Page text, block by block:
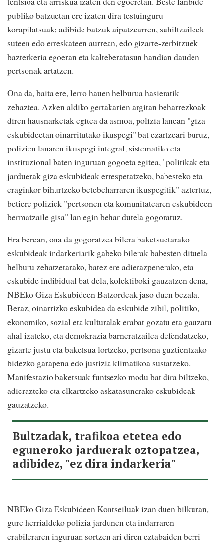
publiko batzuetan ere izaten dira testuinguru
korapilatsuak; adibide batzuk aipatzearren, suhiltzaileek
suteen edo erreskateen aurrean, edo gizarte-zerbitzuek
bazterkeria egoeran eta kalteberatasun handian dauden
pertsonak artatzen.
Ona da, baita ere, lerro hauen helburua hasieratik
zehaztea. Azken aldiko gertakarien argitan beharrezkoak
diren hausnarketak egitea da asmoa, polizia lanean "giza
eskubideetan oinarritutako ikuspegi" bat ezartzeari buruz,
polizien lanaren ikuspegi integral, sistematiko eta
instituzional baten inguruan gogoeta egitea, "politikak eta
jarduerak giza eskubideak errespetatzeko, babesteko eta
eraginkor bihurtzeko betebeharraren ikuspegitik" aztertuz,
betiere poliziek "pertsonen eta komunitatearen eskubideen
bermatzaile gisa" lan egin behar dutela gogoratuz.
Era berean, ona da gogoratzea bilera baketsuetarako
eskubideak indarkeriarik gabeko bilerak babesten dituela
helburu zehatzetarako, batez ere adierazpenerako, eta
eskubide indibidual bat dela, kolektiboki gauzatzen dena,
NBEko Giza Eskubideen Batzordeak jaso duen bezala.
Beraz, oinarrizko eskubidea da eskubide zibil, politiko,
ekonomiko, sozial eta kulturalak erabat gozatu eta gauzatu
ahal izateko, eta demokrazia barneratzailea defendatzeko,
gizarte justu eta baketsua lortzeko, pertsona guztientzako
bidezko garapena edo justizia klimatikoa sustatzeko.
Manifestazio baketsuak funtsezko modu bat dira biltzeko,
adierazteko eta elkartzeko askatasunerako eskubideak
gauzatzeko.
Bultzadak, trafikoa etetea edo
eguneroko jarduerak oztopatzea,
adibidez, "ez dira indarkeria"
NBEko Giza Eskubideen Kontseiluak izan duen bilkuran,
gure herrialdeko polizia jardunen eta indarraren
erabileraren inguruan sortzen ari diren eztabaiden berri